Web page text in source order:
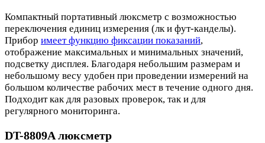
Компактный портативный люксметр с возможностью
переключения единиц измерения (лк и фут-канделы).
Прибор имеет функцию фиксации показаний,
отображение максимальных и минимальных значений,
подсветку дисплея. Благодаря небольшим размерам и
небольшому весу удобен при проведении измерений на
большом количестве рабочих мест в течение одного дня.
Подходит как для разовых проверок, так и для
регулярного мониторинга.
DT-8809A люксметр